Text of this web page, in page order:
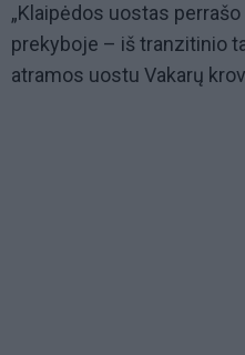
„Klaipėdos uostas
prekyboje – iš tranzitinio
atramos uostu Vakarų